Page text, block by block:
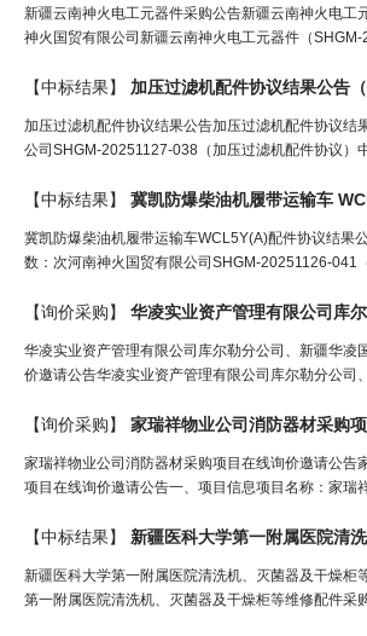
新疆云南神火电工元器件采购公告新疆云南神火电
神火国贸有限公司新疆云南神火电工元器件（
【中标结果】 加压过滤机配件协议结果公告（
加压过滤机配件协议结果公告加压过滤机配件协议
公司SHGM-20251127-038（加压过滤机配件协议）
【中标结果】 冀凯防爆柴油机履带运输车
冀凯防爆柴油机履带运输车WCL5Y(A)配件协议结果
数：次河南神火国贸有限公司SHGM-20251126-041
【询价采购】
华凌实业资产管理有限公司库尔勒分公司、新疆华
价邀请公告华凌实业资产管理有限公司库尔勒分公
【询价采购】 家瑞祥物业公司消防器材采购
家瑞祥物业公司消防器材采购项目在线询价邀请公
项目在线询价邀请公告一、项目信息项目名称：家
【中标结果】
新疆医科大学第一附属医院清洗机、灭菌器及干燥
第一附属医院清洗机、灭菌器及干燥柜等维修配件